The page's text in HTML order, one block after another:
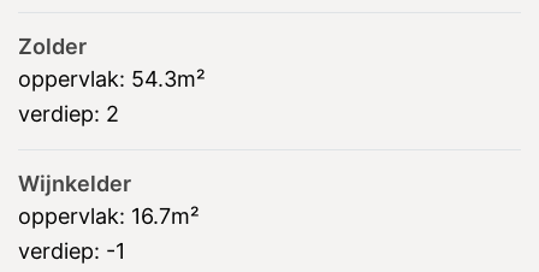
Zolder
oppervlak: 54.3m²
verdiep: 2
Wijnkelder
oppervlak: 16.7m²
verdiep: -1